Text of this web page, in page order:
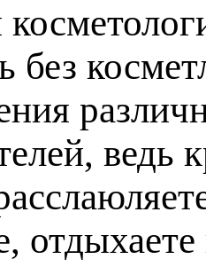
без
ведь